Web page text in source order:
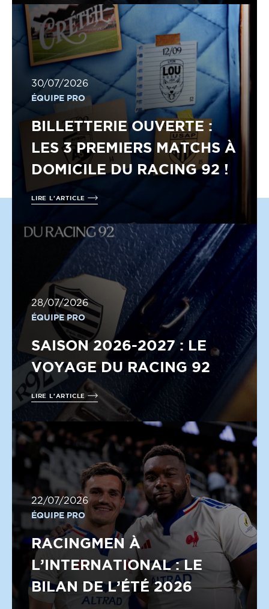
30/07/2026
ÉQUIPE PRO
BILLETTERIE OUVERTE :
LES 3 PREMIERS MATCHS À
DOMICILE DU RACING 92 !
LIRE L'ARTICLE
28/07/2026
ÉQUIPE PRO
SAISON 2026-2027 : LE
VOYAGE DU RACING 92
LIRE L'ARTICLE
22/07/2026
ÉQUIPE PRO
RACINGMEN À
L’INTERNATIONAL : LE
BILAN DE L’ÉTÉ 2026